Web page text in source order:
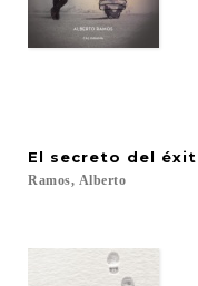
El secreto del
Ramos, Alberto